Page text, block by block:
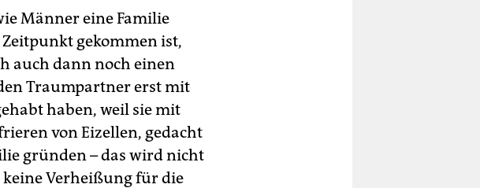
Männer eine Familie
gekommen ist,
auch dann noch einen
Traumpartner erst mit
haben, weil sie mit
von Eizellen, gedacht
gründen – das wird nicht
Verheißung für die